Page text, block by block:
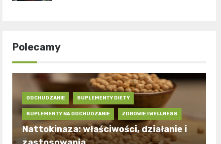
Polecamy
ODCHUDZANIE SUPLEMENTY DIETY
SUPLEMENTY NA ODCHUDZANIE ZDROWIE I WELLNESS
Nattokinaza: właściwości, działanie i